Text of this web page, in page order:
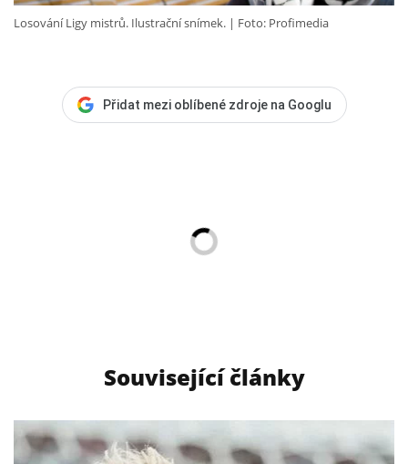
Losování Ligy mistrů. Ilustrační snímek. Foto: Profimedia
Přidat mezi oblíbené zdroje na Googlu
Související články